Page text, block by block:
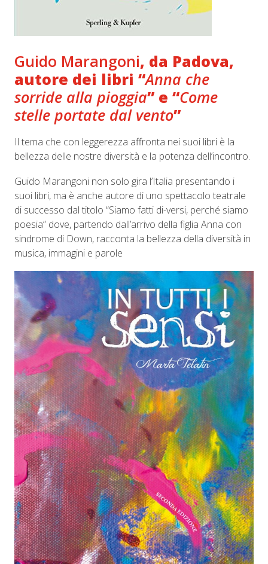
Guido Marangoni, da Padova,
autore dei libri “Anna che
sorride alla pioggia” e “Come
stelle portate dal vento”
Il tema che con leggerezza affronta nei suoi libri è la
bellezza delle nostre diversità e la potenza dell’incontro.
Guido Marangoni non solo gira l’Italia presentando i
suoi libri, ma è anche autore di uno spettacolo teatrale
di successo dal titolo “Siamo fatti di-versi, perché siamo
poesia” dove, partendo dall’arrivo della figlia Anna con
sindrome di Down, racconta la bellezza della diversità in
musica, immagini e parole